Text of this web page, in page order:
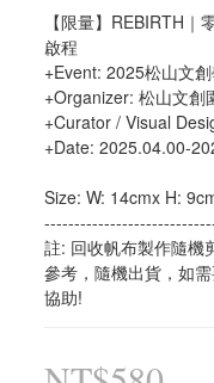
【限量】REBIRTH
啟程
+Event: 2025松山文
+Organizer: 松山文創
+Curator / Visual
+Date: 2025.04.00-
Size: W: 14cmx H:
註: 回收帆布製作隨機
參考，隨機出貨，如
協助!